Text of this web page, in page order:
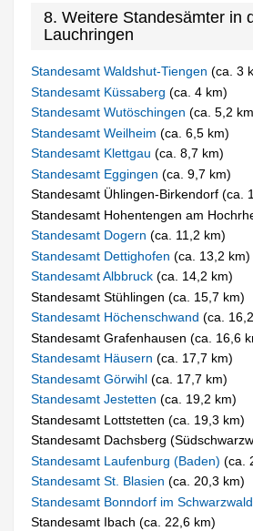
8. Weitere Standesämter in
Lauchringen
Standesamt Waldshut-Tiengen(ca. 3
Standesamt Küssaberg(ca. 4 km)
Standesamt Wutöschingen(ca. 5,2
Standesamt Weilheim(ca. 6,5 km)
Standesamt Klettgau(ca. 8,7 km)
Standesamt Eggingen(ca. 9,7 km)
Standesamt Ühlingen-Birkendorf (ca.
Standesamt Hohentengen am
Standesamt Dogern(ca. 11,2 km)
Standesamt Dettighofen(ca. 13,2 km)
Standesamt Albbruck(ca. 14,2 km)
Standesamt Stühlingen (ca. 15,7 km)
Standesamt Höchenschwand(ca.
Standesamt Grafenhausen (ca. 16,6
Standesamt Häusern(ca. 17,7 km)
Standesamt Görwihl(ca. 17,7 km)
Standesamt Jestetten(ca. 19,2 km)
Standesamt Lottstetten (ca. 19,3 km)
Standesamt Dachsberg
Standesamt Laufenburg (Baden)(ca.
Standesamt St. Blasien(ca. 20,3 km)
Standesamt Bonndorf im
Standesamt Ibach (ca. 22,6 km)